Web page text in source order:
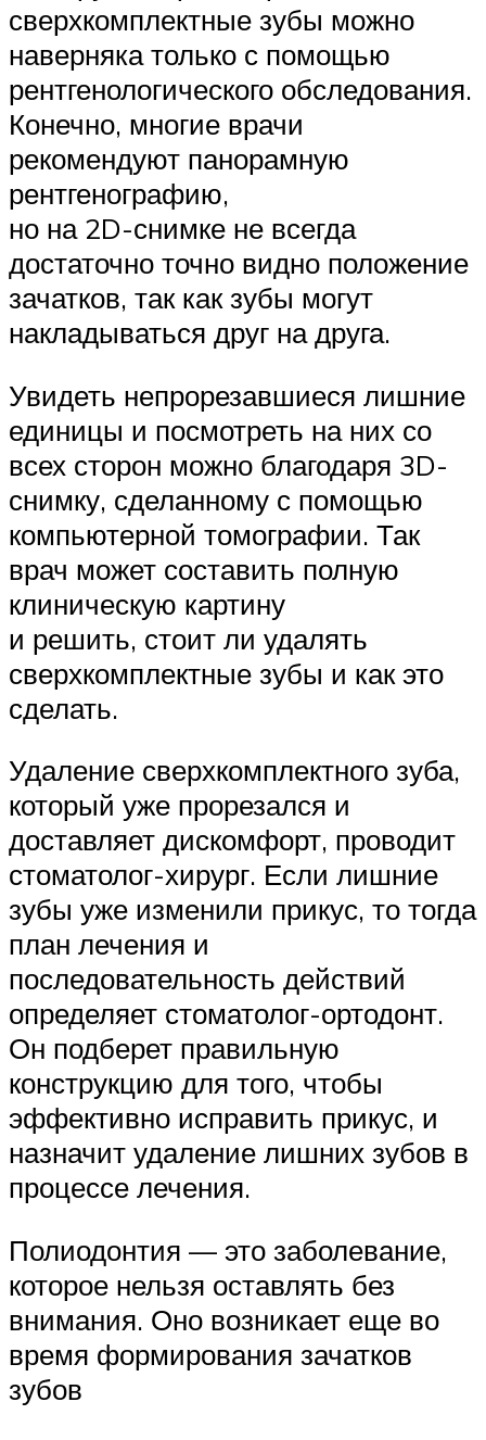
сверхкомплектные зубы можно
наверняка только с помощью
рентгенологического обследования.
Конечно, многие врачи
рекомендуют панорамную
рентгенографию,
но на 2D-снимке не всегда
достаточно точно видно положение
зачатков, так как зубы могут
накладываться друг на друга.
Увидеть непрорезавшиеся лишние
единицы и посмотреть на них со
всех сторон можно благодаря 3D-
снимку, сделанному с помощью
компьютерной томографии. Так
врач может составить полную
клиническую картину
и решить, стоит ли удалять
сверхкомплектные зубы и как это
сделать.
Удаление сверхкомплектного зуба,
который уже прорезался и
доставляет дискомфорт, проводит
стоматолог-хирург. Если лишние
зубы уже изменили прикус, то тогда
план лечения и
последовательность действий
определяет стоматолог-ортодонт.
Он подберет правильную
конструкцию для того, чтобы
эффективно исправить прикус, и
назначит удаление лишних зубов в
процессе лечения.
Полиодонтия — это заболевание,
которое нельзя оставлять без
внимания. Оно возникает еще во
время формирования зачатков
зубов